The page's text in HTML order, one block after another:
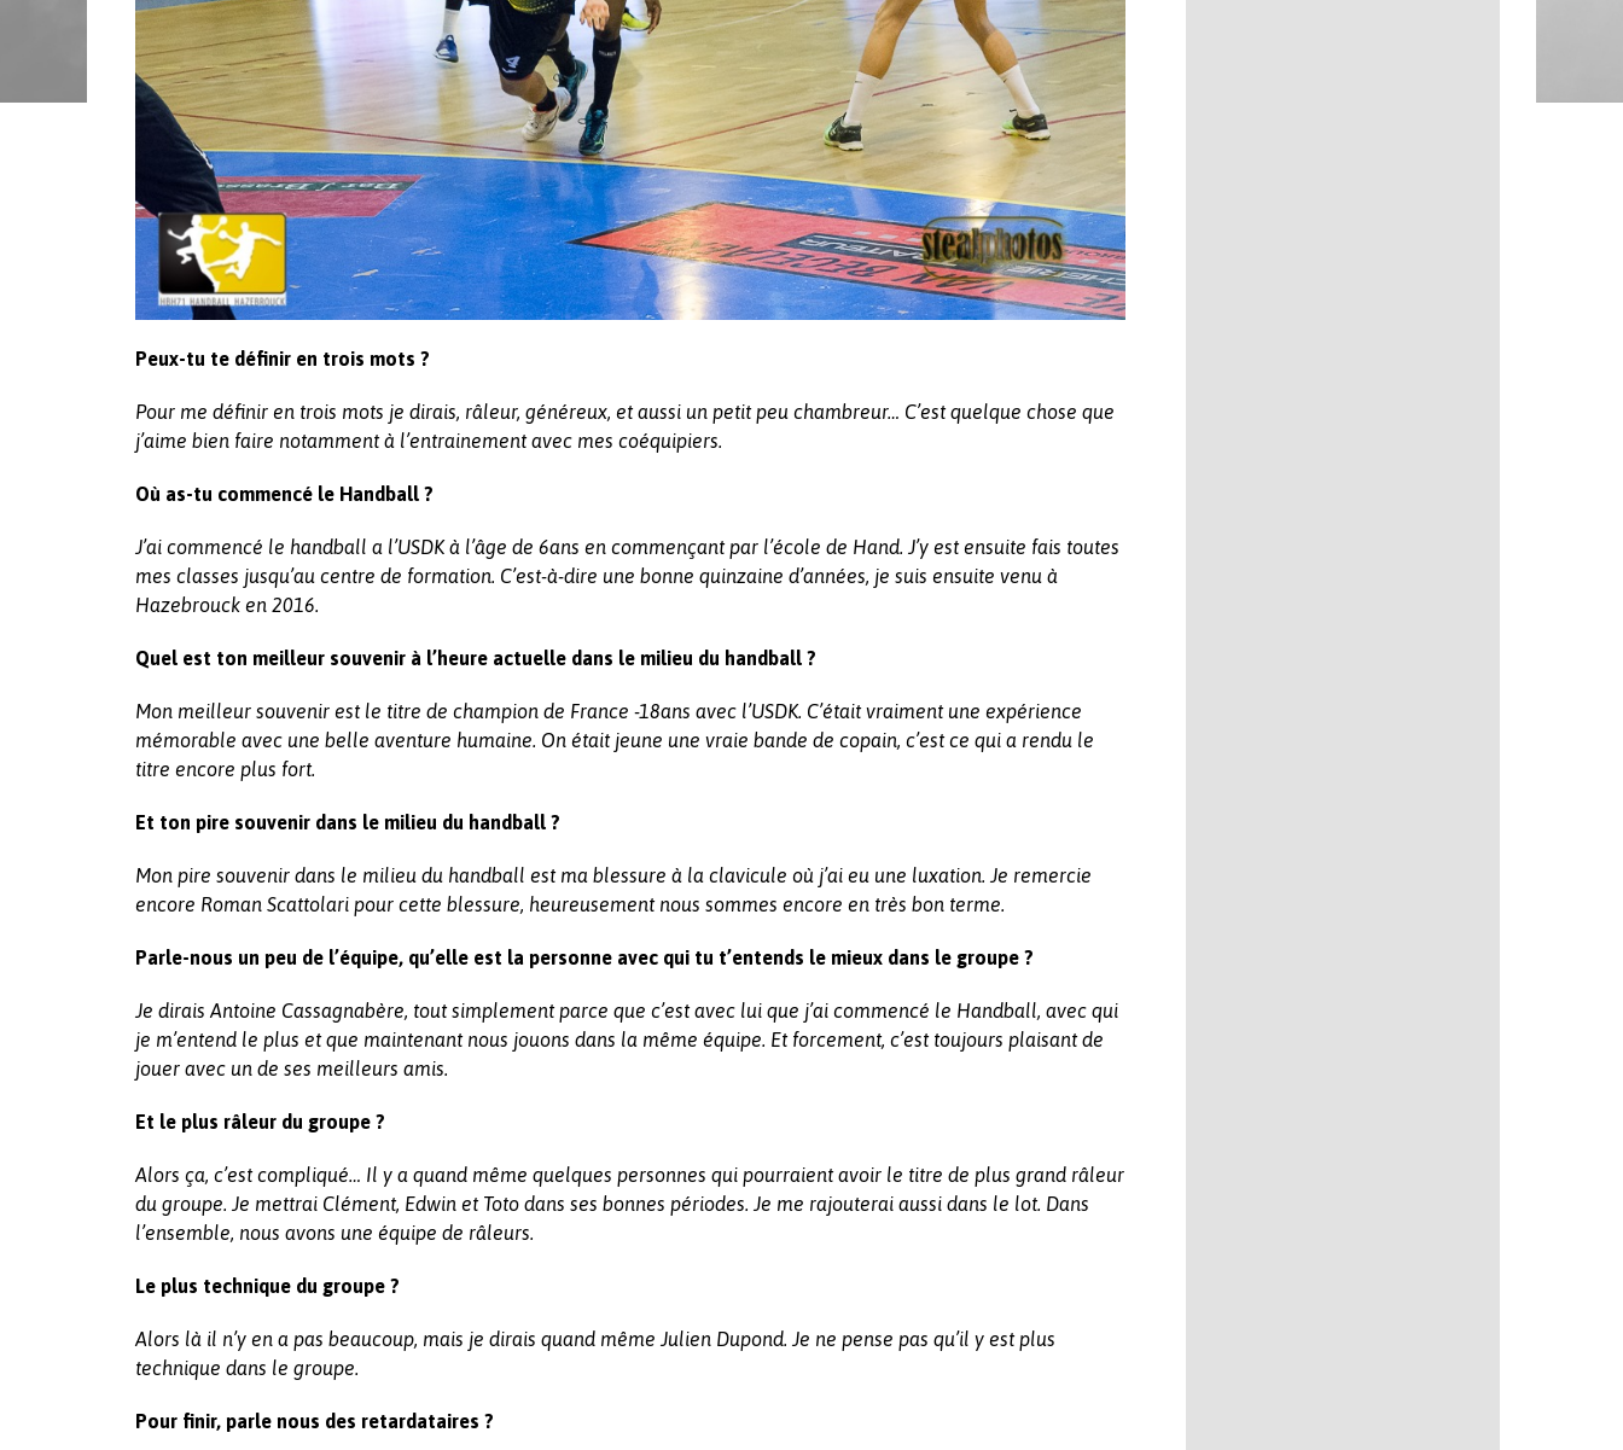
Peux-tu te définir en trois mots ?
Pour me définir en trois mots je dirais, râleur, généreux, et aussi un petit peu chambreur… C’est quelque chose que
j’aime bien faire notamment à l’entrainement avec mes coéquipiers.
Où as-tu commencé le Handball ?
J’ai commencé le handball a l’USDK à l’âge de 6ans en commençant par l’école de Hand. J’y est ensuite fais toutes
mes classes jusqu’au centre de formation. C’est-à-dire une bonne quinzaine d’années, je suis ensuite venu à
Hazebrouck en 2016.
Quel est ton meilleur souvenir à l’heure actuelle dans le milieu du handball ?
Mon meilleur souvenir est le titre de champion de France -18ans avec l’USDK. C’était vraiment une expérience
mémorable avec une belle aventure humaine. On était jeune une vraie bande de copain, c’est ce qui a rendu le
titre encore plus fort.
Et ton pire souvenir dans le milieu du handball ?
Mon pire souvenir dans le milieu du handball est ma blessure à la clavicule où j’ai eu une luxation. Je remercie
encore Roman Scattolari pour cette blessure, heureusement nous sommes encore en très bon terme.
Parle-nous un peu de l’équipe, qu’elle est la personne avec qui tu t’entends le mieux dans le groupe ?
Je dirais Antoine Cassagnabère, tout simplement parce que c’est avec lui que j’ai commencé le Handball, avec qui
je m’entend le plus et que maintenant nous jouons dans la même équipe. Et forcement, c’est toujours plaisant de
jouer avec un de ses meilleurs amis.
Et le plus râleur du groupe ?
Alors ça, c’est compliqué… Il y a quand même quelques personnes qui pourraient avoir le titre de plus grand râleur
du groupe. Je mettrai Clément, Edwin et Toto dans ses bonnes périodes. Je me rajouterai aussi dans le lot. Dans
l’ensemble, nous avons une équipe de râleurs.
Le plus technique du groupe ?
Alors là il n’y en a pas beaucoup, mais je dirais quand même Julien Dupond. Je ne pense pas qu’il y est plus
technique dans le groupe.
Pour finir, parle nous des retardataires ?